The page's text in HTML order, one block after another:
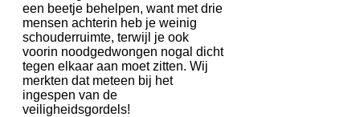
een beetje behelpen, want met drie
mensen achterin heb je weinig
schouderruimte, terwijl je ook
voorin noodgedwongen nogal dicht
tegen elkaar aan moet zitten. Wij
merkten dat meteen bij het
ingespen van de
veiligheidsgordels!